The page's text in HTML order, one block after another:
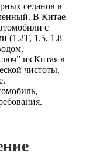
седанов в
В Китае
с
(1.2T, 1.5, 1.8
из Китая в
чистоты,